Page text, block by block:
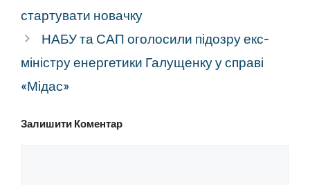
стартувати новачку
НАБУ та САП оголосили підозру екс-
міністру енергетики Галущенку у справі
«Мідас»
Залишити Коментар